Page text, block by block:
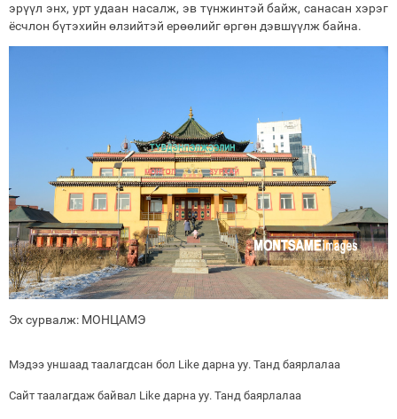
эрүүл энх, урт удаан насалж, эв түнжинтэй байж, санасан хэрэг
ёсчлон бүтэхийн өлзийтэй ерөөлийг өргөн дэвшүүлж байна.
Эх сурвалж: МОНЦАМЭ
Мэдээ уншаад таалагдсан бол Like дарна уу. Танд баярлалаа
Сайт таалагдаж байвал Like дарна уу. Танд баярлалаа